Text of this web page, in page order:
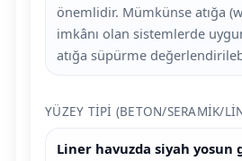
önemlidir. Mümkünse atığa
imkânı olan sistemlerde
atığa süpürme
YÜZEY TIPI (BETON/SERAMIK/
Liner havuzda siyah yosun